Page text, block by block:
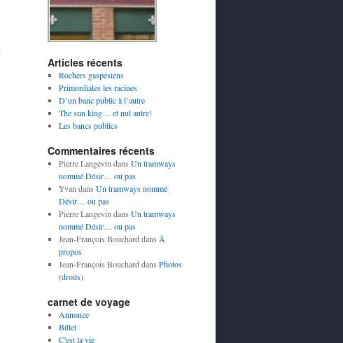
Articles récents
Rochers gaspésiens
Primordiales les racines
D’un banc public à l’autre
The sun king… et nul autre!
Les bancs publics
Commentaires récents
Pierre Langevin dans Un tramways
nommé Désir… ou pas
Yvan dans Un tramways nommé
Désir… ou pas
Pierre Langevin dans Un tramways
nommé Désir… ou pas
Jean-François Bouchard dans À
propos
Jean-François Bouchard dans Photos
(droits)
carnet de voyage
Annonce
Billet
C'est la vie